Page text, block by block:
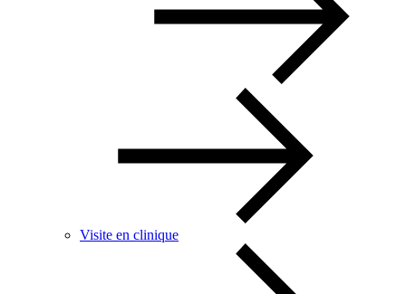
Visite en clinique